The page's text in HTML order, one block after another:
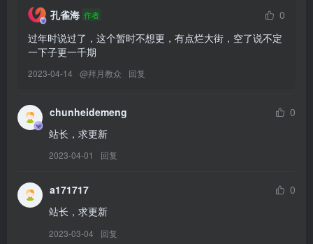
[YITUYU艺图语]2026.02.03 饮茶 焦锅巴[10P／58MB]
[YITUYU艺图语]2026.02.03 酒吧氛围感人像[18P／228MB]
[YITUYU艺图语]2026.02.03 踏雪寻梅[10P／107MB]
[YITUYU艺图语]2026.02.03 枯荷｜烟里抱秋霜 赵噗噗[12P／70MB]
[YITUYU艺图语]2026.02.03 亡国公主 蔸小黄鸡[11P／157MB]
[YITUYU艺图语]2026.02.02 春庭晚坐[10P／74MB]
[YITUYU艺图语]2026.02.02 人类总是喜欢反季节的东西[12P／37MB]
[YITUYU艺图语]2026.02.01 我离不开神山 蔸小黄鸡[9P／81MB]
[YITUYU艺图语]2026.02.01 夏天周而复始[12P／96MB]
孔雀海 作者
0
过年时说过了，这个暂时不想更，有点烂大街，空了说不定
一下子更一千期
2023-04-14 @拜月教众 回复
chunheidemeng
0
站长，求更新
2023-04-01 回复
a171717
0
站长，求更新
2023-03-04 回复